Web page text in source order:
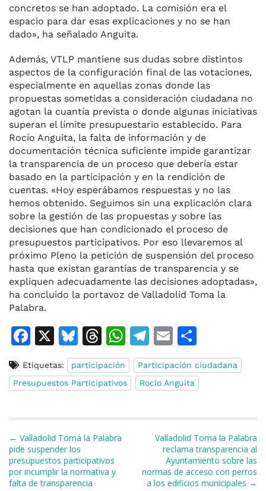
concretos se han adoptado. La comisión era el
espacio para dar esas explicaciones y no se han
dado», ha señalado Anguita.
Además, VTLP mantiene sus dudas sobre distintos
aspectos de la configuración final de las votaciones,
especialmente en aquellas zonas donde las
propuestas sometidas a consideración ciudadana no
agotan la cuantía prevista o donde algunas iniciativas
superan el límite presupuestario establecido. Para
Rocío Anguita, la falta de información y de
documentación técnica suficiente impide garantizar
la transparencia de un proceso que debería estar
basado en la participación y en la rendición de
cuentas. «Hoy esperábamos respuestas y no las
hemos obtenido. Seguimos sin una explicación clara
sobre la gestión de las propuestas y sobre las
decisiones que han condicionado el proceso de
presupuestos participativos. Por eso llevaremos al
próximo Pleno la petición de suspensión del proceso
hasta que existan garantías de transparencia y se
expliquen adecuadamente las decisiones adoptadas»,
ha concluido la portavoz de Valladolid Toma la
Palabra.
F
c
e
o
o
k
X
Bl
u
e
s
y
T
h
re
a
s
W
h
at
s
T
el
e
gr
m
E
m
ai
l
o
m
p
ti
r
Etiquetas: participación
Participación ciudadana
Presupuestos Participativos
Rocío Anguita
Navegación de entradas
← Valladolid Toma la Palabra
pide suspender los
presupuestos participativos
por incumplir la normativa y
falta de transparencia
Valladolid Toma la Palabra
reclama transparencia al
Ayuntamiento sobre las
normas de acceso con perros
a los edificios municipales →